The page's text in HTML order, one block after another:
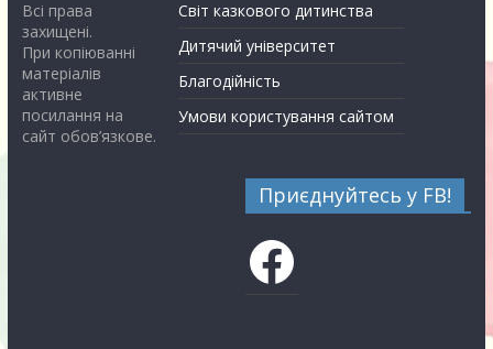
Всі права
захищені.
При копіюванні
матеріалів
активне
посилання на
сайт обов’язкове.
Світ казкового дитинства
Дитячий університет
Благодійність
Умови користування сайтом
Приєднуйтесь у FB!
Facebook